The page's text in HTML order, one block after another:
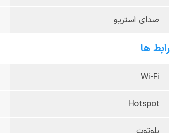
صدای استریو
رابط ها
Wi-Fi
Hotspot